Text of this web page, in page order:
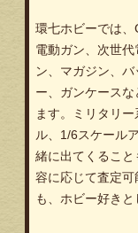
環七ホビーでは
電動ガン、次世
ン、マガジン、
ー、ガンケース
ます。ミリタリ
ル、1/6スケール
緒に出てくるこ
容に応じて査定
も、ホビー好きと